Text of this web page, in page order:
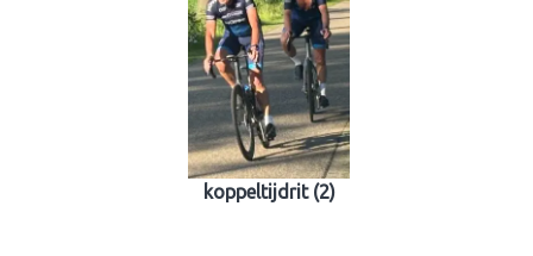
koppeltijdrit (2)